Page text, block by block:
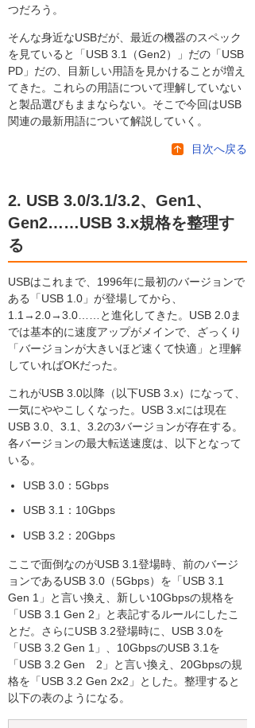
つだろう。
そんな身近なUSBだが、最近の機器のスペック
を見ていると「USB 3.1（Gen2）」だの「USB
PD」だの、目新しい用語を見かけることが増え
てきた。これらの用語について理解していない
と製品選びもままならない。そこで今回はUSB
関連の最新用語について解説していく。
目次へ戻る
2. USB 3.0/3.1/3.2、Gen1、
Gen2……USB 3.x規格を整理す
る
USBはこれまで、1996年に最初のバージョンで
ある「USB 1.0」が登場してから、
1.1→2.0→3.0……と進化してきた。USB 2.0ま
では基本的に速度アップがメインで、ざっくり
「バージョンが大きいほど速くて快適」と理解
していればOKだった。
これがUSB 3.0以降（以下USB 3.x）になって、
一気にややこしくなった。USB 3.xには現在
USB 3.0、3.1、3.2の3バージョンが存在する。
各バージョンの最大転送速度は、以下となって
いる。
USB 3.0：5Gbps
USB 3.1：10Gbps
USB 3.2：20Gbps
ここで面倒なのがUSB 3.1登場時、前のバージ
ョンであるUSB 3.0（5Gbps）を「USB 3.1
Gen 1」と言い換え、新しい10Gbpsの規格を
「USB 3.1 Gen 2」と表記するルールにしたこ
とだ。さらにUSB 3.2登場時に、USB 3.0を
「USB 3.2 Gen 1」、10GbpsのUSB 3.1を
「USB 3.2 Gen 2」と言い換え、20Gbpsの規
格を「USB 3.2 Gen 2x2」とした。整理すると
以下の表のようになる。